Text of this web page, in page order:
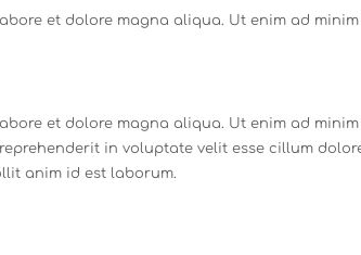
et dolore magna aliqua. Ut enim ad
et dolore magna aliqua. Ut enim ad
in voluptate velit esse cillum
anim id est laborum.